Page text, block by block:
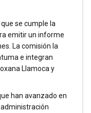
se cumple la
emitir un informe
La comisión la
e integran
Llamoca y
han avanzado en